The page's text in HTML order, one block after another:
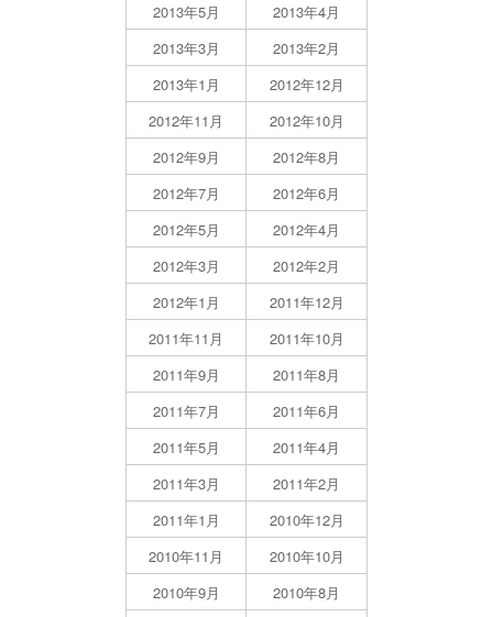
2013年5月
2013年4月
2013年3月
2013年2月
2013年1月
2012年12月
2012年11月
2012年10月
2012年9月
2012年8月
2012年7月
2012年6月
2012年5月
2012年4月
2012年3月
2012年2月
2012年1月
2011年12月
2011年11月
2011年10月
2011年9月
2011年8月
2011年7月
2011年6月
2011年5月
2011年4月
2011年3月
2011年2月
2011年1月
2010年12月
2010年11月
2010年10月
2010年9月
2010年8月